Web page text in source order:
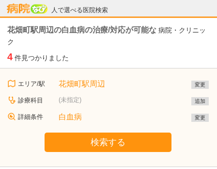
人で選べる医院検索
病院なび
花畑町駅周辺の白血病の治療/対応が可能な 病院・クリニッ
ク
4 件見つかりました
エリア/駅 花畑町駅周辺 変更
診療科目 (未指定) 追加
詳細条件 白血病 変更
検索する